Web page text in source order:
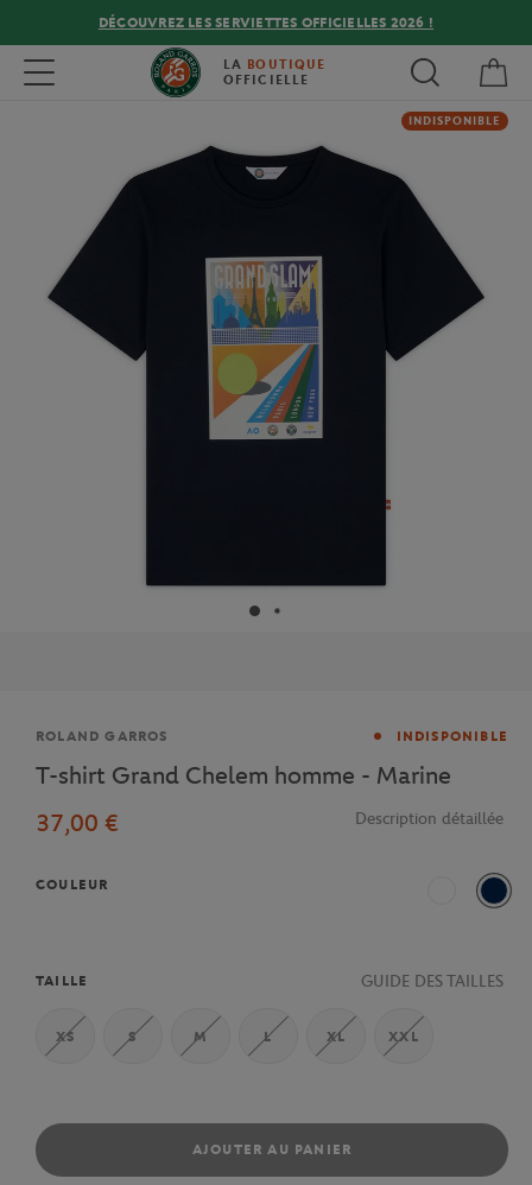
DÉCOUVREZ LES SERVIETTES OFFICIELLES 2026 !
Toggle navigation LA BOUTIQUE
OFFICIELLE
INDISPONIBLE
Marque
ROLAND GARROS INDISPONIBLE
T-shirt Grand Chelem homme - Marine
37,00 €
Description détaillée
COULEUR
Blanc
TAILLE GUIDE DES TAILLES
XS S M L XL XXL
AJOUTER AU PANIER